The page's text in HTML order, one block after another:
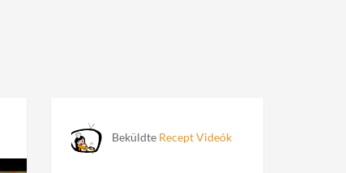
Beküldte Recept Videók